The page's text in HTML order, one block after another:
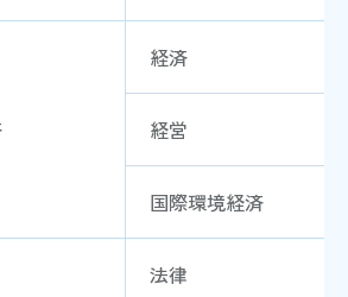
経済
経営
国際環境経済
法律